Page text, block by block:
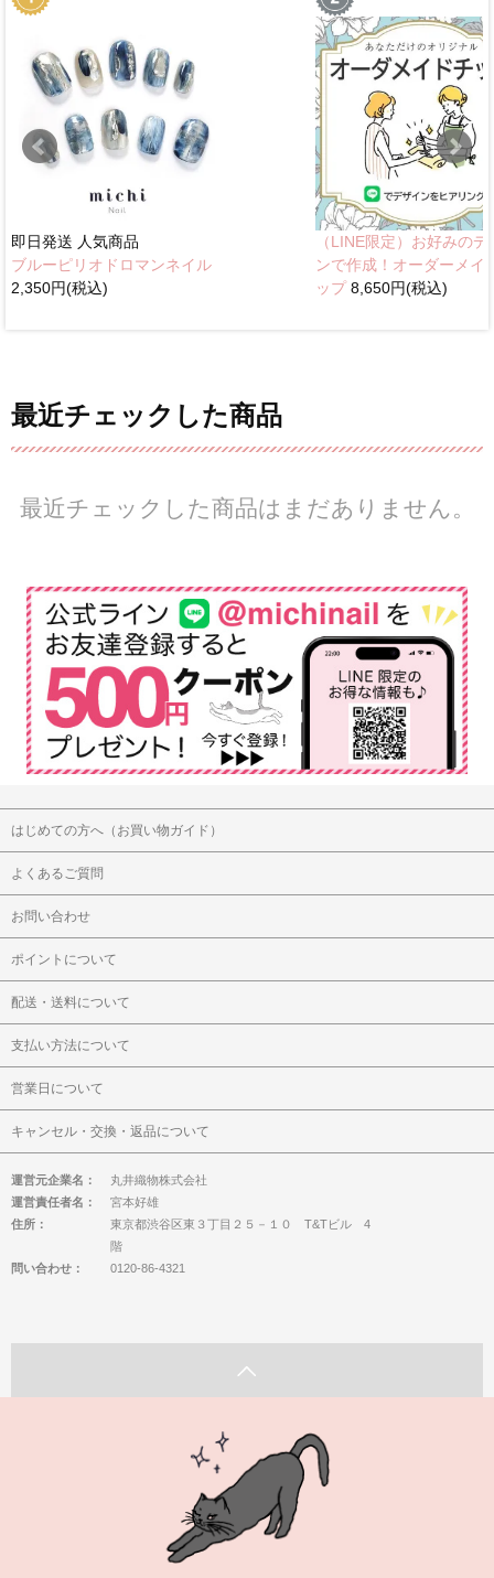
即日発送 人気商品
ブルーピリオドロマンネイル
2,350円(税込)
（LINE限定）お好みのデ
ンで作成！オーダーメイ
ップ8,650円(税込)
最近チェックした商品
最近チェックした商品はまだありません。
はじめての方へ（お買い物ガイド）
よくあるご質問
お問い合わせ
ポイントについて
配送・送料について
支払い方法について
営業日について
キャンセル・交換・返品について
運営元企業名：
丸井織物株式会社
運営責任者名：
宮本好雄
住所：
東京都渋谷区東３丁目２５－１０ T&Tビル 4
階
問い合わせ：
0120-86-4321